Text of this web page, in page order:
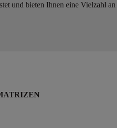
und bieten Ihnen eine Vielzahl